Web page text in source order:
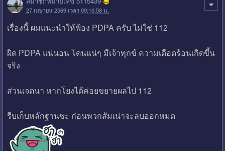
27 เมษายน 2569 เวลา 09:10:58 น.
เรื่องนี้ ผมแนะนำให้ฟ้อง PDPA ครับ ไม่ใช่ 112
ผิด PDPA แน่นอน โดนแน่ๆ มีเจ้าทุกข์ ความเดือดร้อนเกิดขึ้น
จริง
ส่วนเจตนา หากโยงได้ค่อยขยายผลไป 112
รีบเก็บหลักฐานซะ ก่อนพวกสัมเน่าจะลบออกหมด